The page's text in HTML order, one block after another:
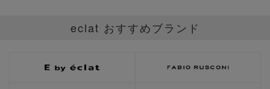
eclat おすすめブランド